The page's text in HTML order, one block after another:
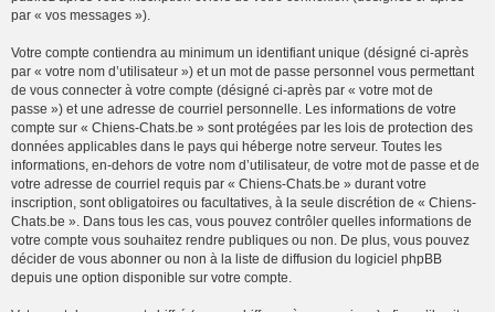
par « vos messages »).
Votre compte contiendra au minimum un identifiant unique (désigné ci-après
par « votre nom d’utilisateur ») et un mot de passe personnel vous permettant
de vous connecter à votre compte (désigné ci-après par « votre mot de
passe ») et une adresse de courriel personnelle. Les informations de votre
compte sur « Chiens-Chats.be » sont protégées par les lois de protection des
données applicables dans le pays qui héberge notre serveur. Toutes les
informations, en-dehors de votre nom d’utilisateur, de votre mot de passe et de
votre adresse de courriel requis par « Chiens-Chats.be » durant votre
inscription, sont obligatoires ou facultatives, à la seule discrétion de « Chiens-
Chats.be ». Dans tous les cas, vous pouvez contrôler quelles informations de
votre compte vous souhaitez rendre publiques ou non. De plus, vous pouvez
décider de vous abonner ou non à la liste de diffusion du logiciel phpBB
depuis une option disponible sur votre compte.